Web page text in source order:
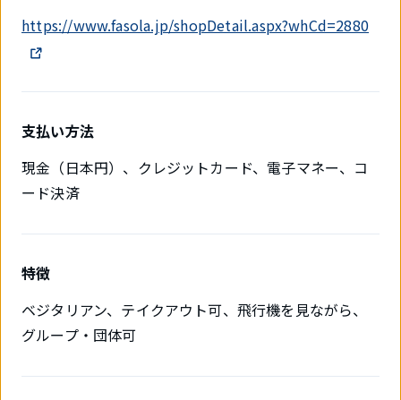
https://www.fasola.jp/shopDetail.aspx?whCd=2880
支払い方法
現金（日本円）、クレジットカード、電子マネー、コ
ード決済
特徴
ベジタリアン、テイクアウト可、飛行機を見ながら、
グループ・団体可